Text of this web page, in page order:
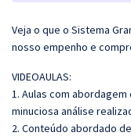
Veja o que o Sistema
nosso empenho e
VIDEOAULAS:
1. Aulas com
minuciosa análise
2. Conteúdo abordado